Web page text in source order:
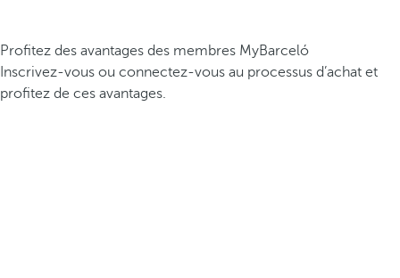
Profitez des avantages des membres MyBarceló
Inscrivez-vous ou connectez-vous au processus d’achat et
profitez de ces avantages.